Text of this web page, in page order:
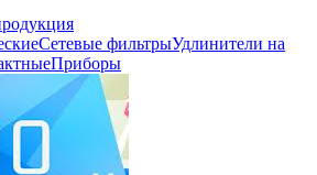
Сетевые фильтрыУдлинители на
Приборы